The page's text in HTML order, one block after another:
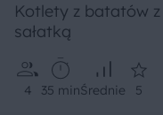
Kotlety z batatów
sałatką
4 35 minŚrednie 5